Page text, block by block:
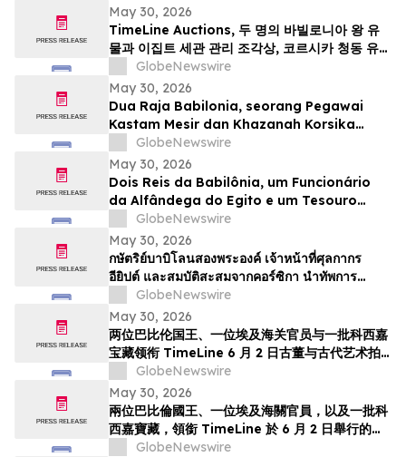
May 30, 2026
TimeLine Auctions, 두 명의 바빌로니아 왕 유
물과 이집트 세관 관리 조각상, 코르시카 청동 유물
군으로 구성된 고대 유물 경매 개최
GlobeNewswire
May 30, 2026
Dua Raja Babilonia, seorang Pegawai
Kastam Mesir dan Khazanah Korsika
menjadi kemuncak Lelongan Antikuiti &
Seni Purba TimeLine pada 2 Jun
GlobeNewswire
May 30, 2026
Dois Reis da Babilônia, um Funcionário
da Alfândega do Egito e um Tesouro
Escondido da Córsega Lideram o Leilão
de Antiguidades e Arte Antiga da
TimeLine de 2 de junho
GlobeNewswire
May 30, 2026
กษัตริย์บาบิโลนสองพระองค์ เจ้าหน้าที่ศุลกากร
อียิปต์ และสมบัติสะสมจากคอร์ซิกา นำทัพการ
ประมูลวัตถุโบราณและศิลปะยุคโบราณของ
TimeLine ในวันที่ 2 มิถุนาย…
GlobeNewswire
May 30, 2026
两位巴比伦国王、一位埃及海关官员与一批科西嘉
宝藏领衔 TimeLine 6 月 2 日古董与古代艺术拍
GlobeNewswire
May 30, 2026
兩位巴比倫國王、一位埃及海關官員，以及一批科
西嘉寶藏，領銜 TimeLine 於 6 月 2 日舉行的古
董與古代藝術拍賣會
GlobeNewswire